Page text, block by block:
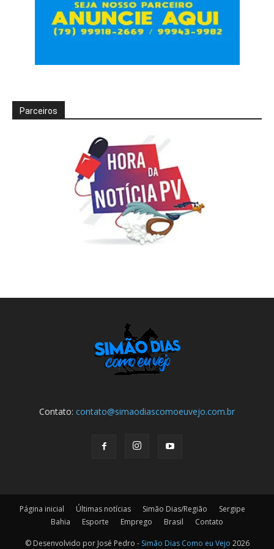
Parceiros
Contato: contato@simaodiascomoeuvejo.com.br
Página inicial Últimas notícias Simão Dias/Região
Sergipe
Bahia
Esporte Emprego Brasil Contato
© Desenvolvido por José Pedro - Simão Dias Como eu Vejo 2026